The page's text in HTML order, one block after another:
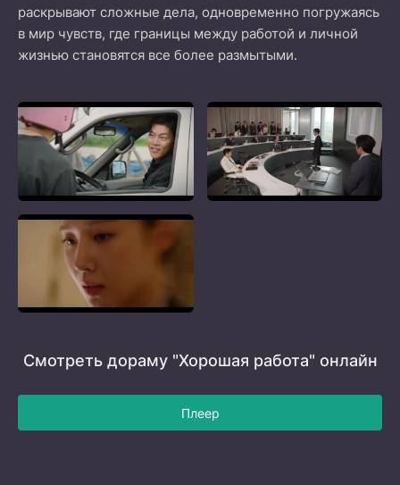
раскрывают сложные дела, одновременно погружаясь
в мир чувств, где границы между работой и личной
жизнью становятся все более размытыми.
Смотреть дораму "Хорошая работа" онлайн
Плеер